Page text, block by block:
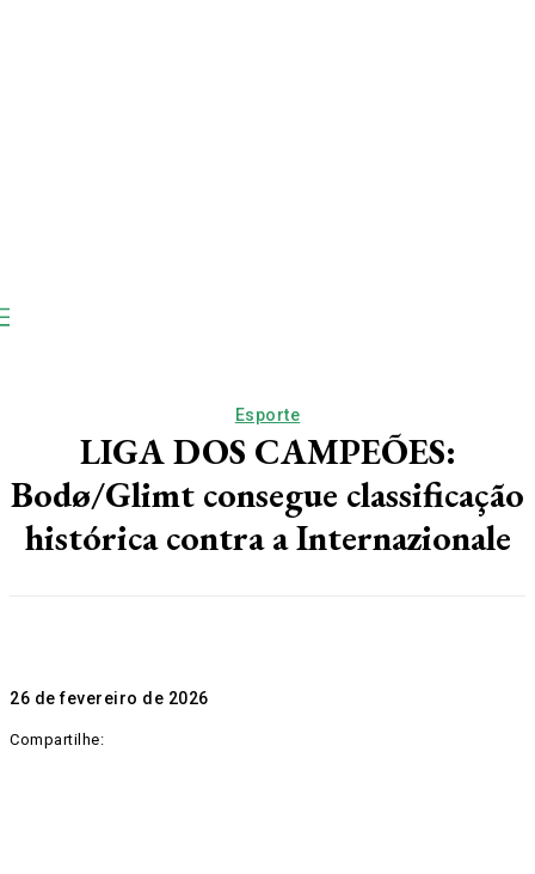
Esporte
LIGA DOS CAMPEÕES:
Bodø/Glimt consegue classificação
histórica contra a Internazionale
26 de fevereiro de 2026
Compartilhe: